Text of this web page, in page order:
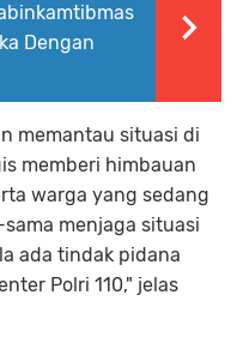
Dengan
memantau situasi di
memberi himbauan
warga yang sedang
menjaga situasi
ada tindak pidana
Polri 110," jelas